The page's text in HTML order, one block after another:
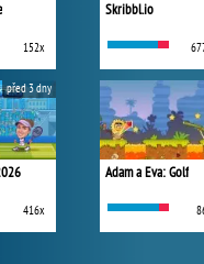
152x
416x
před 3 dny
Skribbl.io
Adam a Eva: Golf